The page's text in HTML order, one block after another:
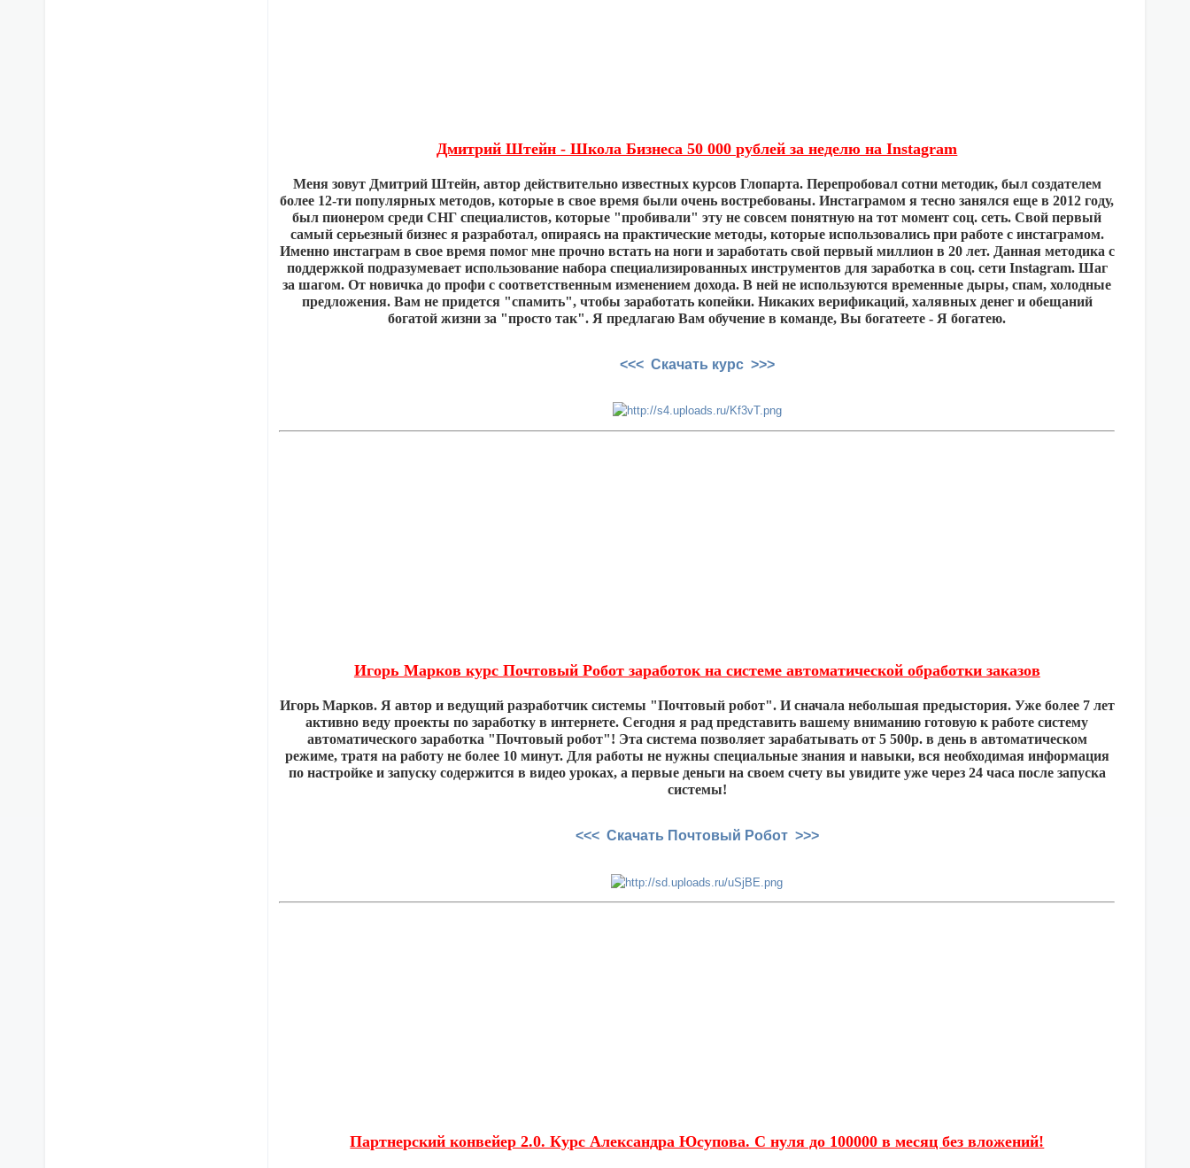
Дмитрий Штейн - Школа Бизнеса 50 000 рублей за неделю на Instagram
Меня зовут Дмитрий Штейн, автор действительно известных курсов Глопарта. Перепробовал сотни методик, был создателем
более 12-ти популярных методов, которые в свое время были очень востребованы. Инстаграмом я тесно занялся еще в 2012 году,
был пионером среди СНГ специалистов, которые "пробивали" эту не совсем понятную на тот момент соц. сеть. Свой первый
самый серьезный бизнес я разработал, опираясь на практические методы, которые использовались при работе с инстаграмом.
Именно инстаграм в свое время помог мне прочно встать на ноги и заработать свой первый миллион в 20 лет. Данная методика с
поддержкой подразумевает использование набора специализированных инструментов для заработка в соц. сети Instagram. Шаг
за шагом. От новичка до профи с соответственным изменением дохода. В ней не используются временные дыры, спам, холодные
предложения. Вам не придется "спамить", чтобы заработать копейки. Никаких верификаций, халявных денег и обещаний
богатой жизни за "просто так". Я предлагаю Вам обучение в команде, Вы богатеете - Я богатею.
<<< Скачать курс >>>
Игорь Марков курс Почтовый Робот заработок на системе автоматической обработки заказов
Игорь Марков. Я автор и ведущий разработчик системы "Почтовый робот". И сначала небольшая предыстория. Уже более 7 лет
активно веду проекты по заработку в интернете. Сегодня я рад представить вашему вниманию готовую к работе систему
автоматического заработка "Почтовый робот"! Эта система позволяет зарабатывать от 5 500р. в день в автоматическом
режиме, тратя на работу не более 10 минут. Для работы не нужны специальные знания и навыки, вся необходимая информация
по настройке и запуску содержится в видео уроках, а первые деньги на своем счету вы увидите уже через 24 часа после запуска
системы!
<<< Скачать Почтовый Робот >>>
Партнерский конвейер 2.0. Курс Александра Юсупова. С нуля до 100000 в месяц без вложений!